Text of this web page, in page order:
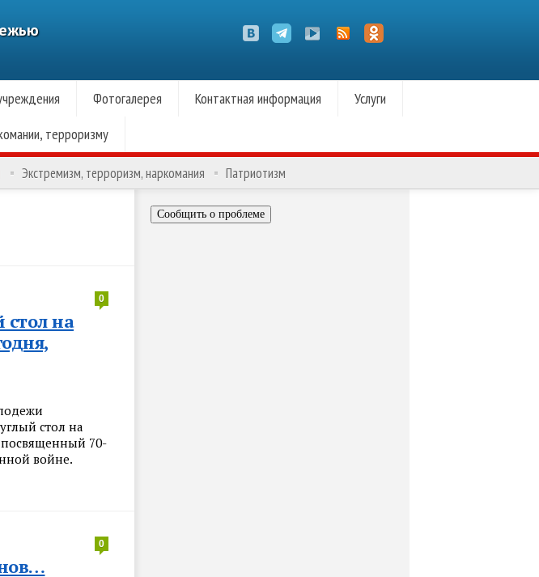
Фотогалерея Контактная информация
Услуги
терроризму
Экстремизм, терроризм, наркомания Патриотизм
0
на
стол на
посвященный 70-
войне.
0
Сообщить о проблеме